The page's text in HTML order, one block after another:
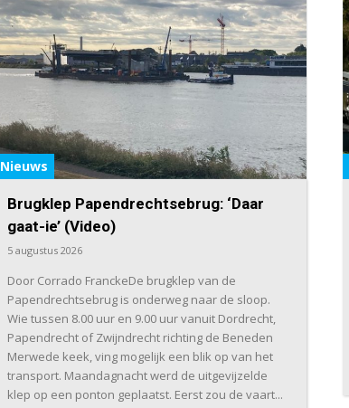
Nieuws
Brugklep Papendrechtsebrug: ‘Daar
gaat-ie’ (Video)
5 augustus 2026
Door Corrado FranckeDe brugklep van de
Papendrechtsebrug is onderweg naar de sloop.
Wie tussen 8.00 uur en 9.00 uur vanuit Dordrecht,
Papendrecht of Zwijndrecht richting de Beneden
Merwede keek, ving mogelijk een blik op van het
transport. Maandagnacht werd de uitgevijzelde
klep op een ponton geplaatst. Eerst zou de vaart...